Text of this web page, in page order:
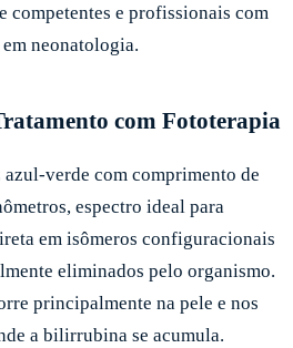
competentes e profissionais com
neonatologia.
com Fototerapia
verde com comprimento de
espectro ideal para
em isômeros configuracionais
eliminados pelo organismo.
principalmente na pele e nos
a bilirrubina se acumula.